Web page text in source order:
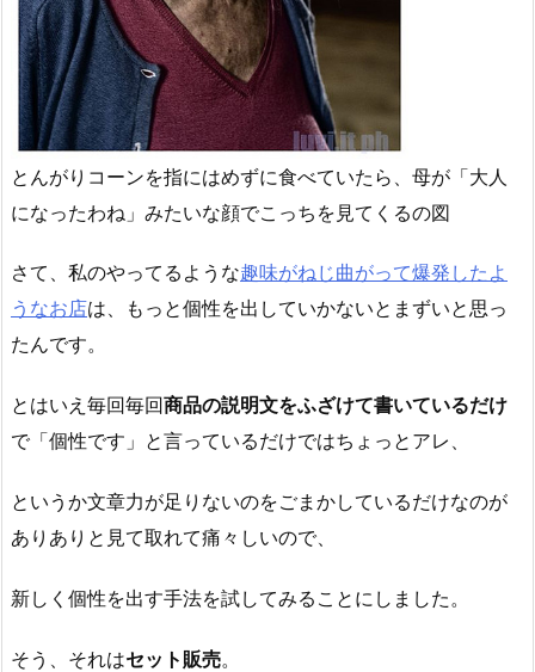
とんがりコーンを指にはめずに食べていたら、母が「大人
になったわね」みたいな顔でこっちを見てくるの図
さて、私のやってるような趣味がねじ曲がって爆発したよ
うなお店は、もっと個性を出していかないとまずいと思っ
たんです。
とはいえ毎回毎回商品の説明文をふざけて書いているだけ
で「個性です」と言っているだけではちょっとアレ、
というか文章力が足りないのをごまかしているだけなのが
ありありと見て取れて痛々しいので、
新しく個性を出す手法を試してみることにしました。
そう、それはセット販売。